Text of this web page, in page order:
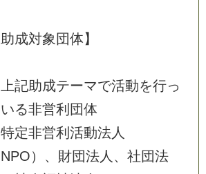
助成対象 団体】
上記助成テーマで活動を行っ
いる非営利 団体
特定非営利 活動法人
NPO） 、 財団法人 、 社団法